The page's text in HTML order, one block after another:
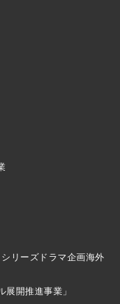
リーズドラマ企画海外
展開推進事業」